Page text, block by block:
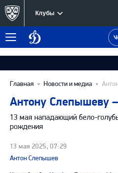
Клубы
Меню
Динамо
Москва
Главная Новости и медиа
Антону Слепышеву
13 мая нападающий бело-
рождения
13 мая 2025, 07:29
Антон Слепышев